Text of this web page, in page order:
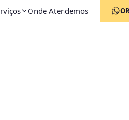
Onde Atendemos